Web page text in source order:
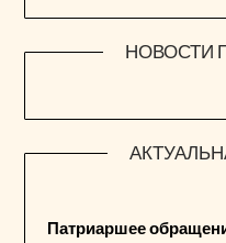
НОВОСТИ
Патриаршее